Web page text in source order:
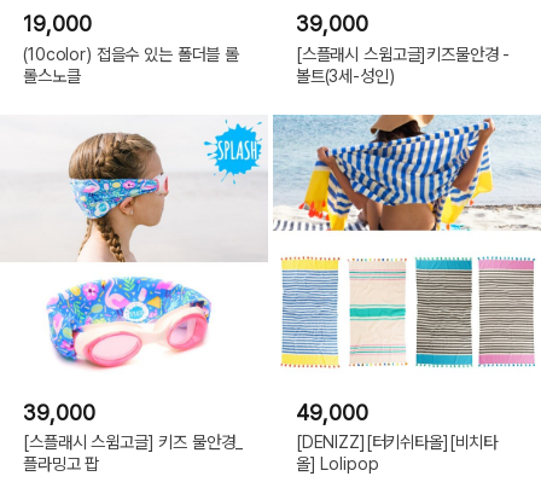
19,000
(10color) 접을수 있는 폴더블 롤
롤스노클
39,000
[스플래시 스윔고글]키즈물안경 -
볼트(3세-성인)
39,000
[스플래시 스윔고글] 키즈 물안경_
플라밍고 팝
49,000
[DENIZZ][터키쉬타올][비치타
올] Lolipop